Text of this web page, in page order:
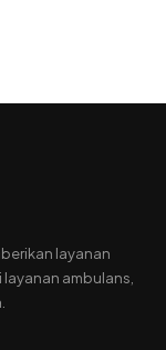
layanan
ambulans,